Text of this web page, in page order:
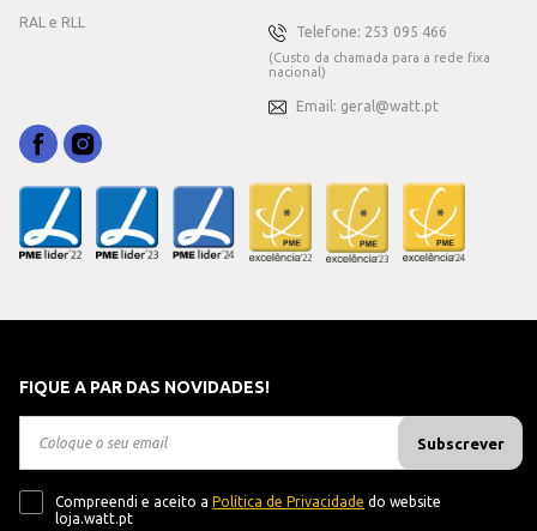
RAL e RLL
Telefone: 253 095 466
(Custo da chamada para a rede fixa
nacional)
Email: geral@watt.pt
FIQUE A PAR DAS NOVIDADES!
Subscrever
Compreendi e aceito a Política de Privacidade do website
loja.watt.pt